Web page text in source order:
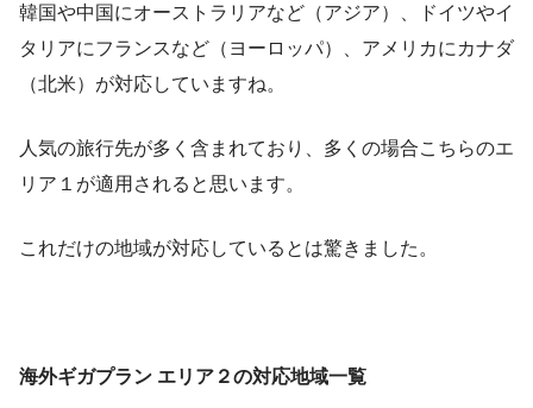
韓国や中国にオーストラリアなど（アジア）、ドイツやイ
タリアにフランスなど（ヨーロッパ）、アメリカにカナダ
（北米）が対応していますね。
人気の旅行先が多く含まれており、多くの場合こちらのエ
リア１が適用されると思います。
これだけの地域が対応しているとは驚きました。
海外ギガプラン エリア２の対応地域一覧